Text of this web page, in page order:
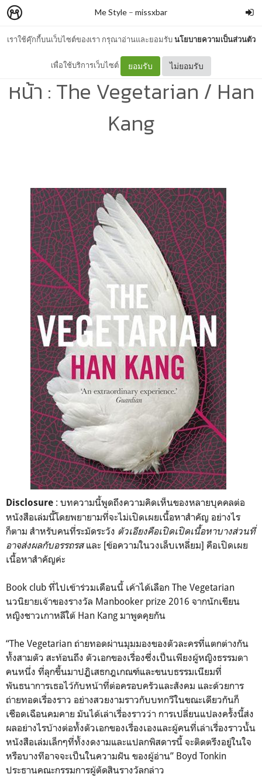
เราใช้คุ๊กกี้บนเว็บไซต์ของเรา กรุณาอ่านและยอมรับนโยบายความเป็นส่วนตัว
เพื่อใช้บริการเว็บไซต์ ยอมรับ ไม่ยอมรับ
Me Style – missxbar
Book club สำหรับคนแปลก
หน้า : The Vegetarian / Han
Kang
Disclosure : บทความนี้พูดถึงความคิดเห็นของหลายบุคคลต่อ
หนังสือเล่มนี้โดยพยายามที่จะไม่เปิดเผยเนื้อหาสำคัญ อย่างไร
ก็ตาม สำหรับคนที่ระมัดระวัง ตัวเอียงคือเปิดเปิดเนื้อหาบางส่วนที่
อาจส่งผลกับอรรถรสและ [ข้อความในวงเล็บเหลี่ยม] คือเปิดเผย
เนื้อหาสำคัญค่ะ
Book club ที่ไปเข้าร่วมเดือนนี้ เค้าได้เลือก The Vegetarian
นวนิยายเจ้าของรางวัล Manbooker prize 2016 จากนักเขียน
หญิงชาวเกาหลีใต้ Han Kang มาพูดคุยกัน
“The Vegetarian ถ่ายทอดผ่านมุมมองของตัวละครที่แตกต่างกัน
ทั้งสามตัว สะท้อนถึง ตัวเอกของเรื่องซึ่งเป็นเพียงผู้หญิงธรรมดา
คนหนึ่ง ที่ลุกขึ้นมาปฏิเสธกฎเกณฑ์และขนบธรรมเนียมที่
พันธนาการเธอไว้กับหน้าที่ต่อครอบครัวและสังคม และด้วยการ
ถ่ายทอดเรื่องราว อย่างสวยงามราวกับบทกวีในขณะเดียวกันก็
เชือดเฉือนคมคาย มันได้เล่าเรื่องราวว่า การเปลี่ยนแปลงครั้งนี้ส่ง
ผลอย่างไรบ้างต่อทั้งตัวเอกของเรื่องเองและผู้คนที่เล่าเรื่องราวนั้น
หนังสือเล่มเล็กๆที่ทั้งงดงามและแปลกพิสดารนี้ จะติดตรึงอยู่ในใจ
หรือบางทีอาจจะเป็นในความฝัน ของผู้อ่าน” Boyd Tonkin
ประธานคณะกรรมการผู้ตัดสินรางวัลกล่าว